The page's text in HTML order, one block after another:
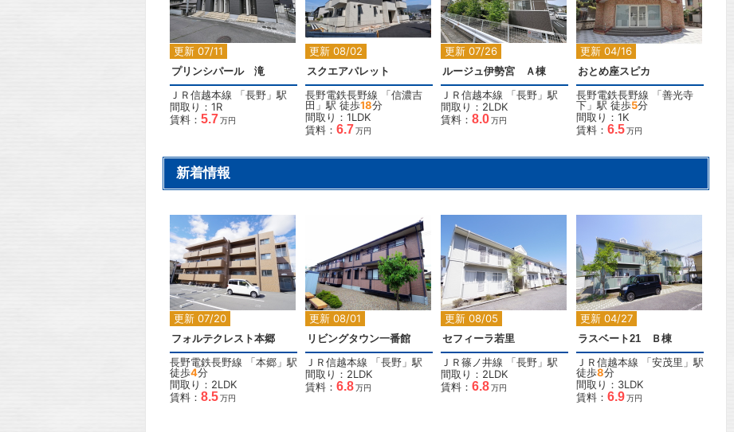
更新 07/11
2
プリンシパール 滝
ＪＲ信越本線 「長野 」駅
間取り：1R
賃料： 5.7万円
更新 08/02
2
スクエアパレット
長野電鉄長野線 「信濃吉
田 」駅 徒歩18分
間取り：1LDK
賃料： 6.7万円
更新 07/26
2
ルージュ伊勢宮 Ａ棟
ＪＲ信越本線 「長野 」駅
間取り：2LDK
賃料： 8.0万円
更新 04/16
2
おとめ座スピカ
長野電鉄長野線 「善光寺
下 」駅 徒歩5分
間取り：1K
賃料： 6.5万円
新着情報
更新 07/20
2
フォルテクレスト本郷
長野電鉄長野線 「本郷 」駅
徒歩4分
間取り：2LDK
賃料： 8.5万円
更新 08/01
2
リビングタウン一番館
ＪＲ信越本線 「長野 」駅
間取り：2LDK
賃料： 6.8万円
更新 08/05
2
セフィーラ若里
ＪＲ篠ノ井線 「長野 」駅
間取り：2LDK
賃料： 6.8万円
更新 04/27
2
ラスベート21 Ｂ棟
ＪＲ信越本線 「安茂里 」駅
徒歩8分
間取り：3LDK
賃料： 6.9万円